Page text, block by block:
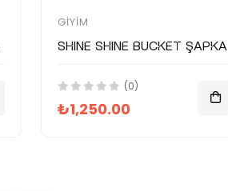
GIYIM
SHINE SHINE Bucket Şapka
(0)
₺1,250.00